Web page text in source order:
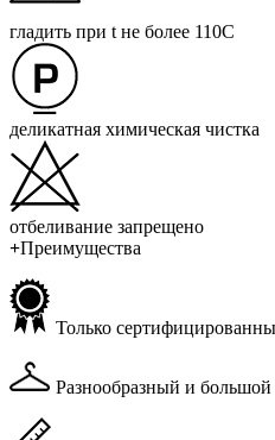
гладить при t не более 110С
деликатная химическая чистка
отбеливание запрещено
+Преимущества
Только
Разнообразный и большой